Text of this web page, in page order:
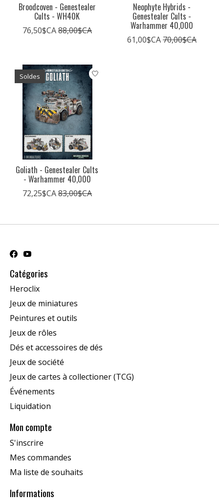
Broodcoven - Genestealer
Cults - WH40K
76,50$CA88,00$CA
Neophyte Hybrids -
Genestealer Cults -
Warhammer 40,000
61,00$CA70,00$CA
Soldes
Goliath - Genestealer Cults
- Warhammer 40,000
72,25$CA83,00$CA
Catégories
Heroclix
Jeux de miniatures
Peintures et outils
Jeux de rôles
Dés et accessoires de dés
Jeux de société
Jeux de cartes à collectioner (TCG)
Événements
Liquidation
Mon compte
S'inscrire
Mes commandes
Ma liste de souhaits
Informations